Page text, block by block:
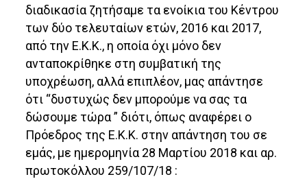
διαδικασία ζητήσαμε τα ενοίκια του Κέντρου
των δύο τελευταίων ετών, 2016 και 2017,
από την Ε.Κ.Κ., η οποία όχι μόνο δεν
ανταποκρίθηκε στη συμβατική της
υποχρέωση, αλλά επιπλέον, μας απάντησε
ότι “δυστυχώς δεν μπορούμε να σας τα
δώσουμε τώρα ” διότι, όπως αναφέρει ο
Πρόεδρος της Ε.Κ.Κ. στην απάντηση του σε
εμάς, με ημερομηνία 28 Μαρτίου 2018 και αρ.
πρωτοκόλλου 259/107/18 :